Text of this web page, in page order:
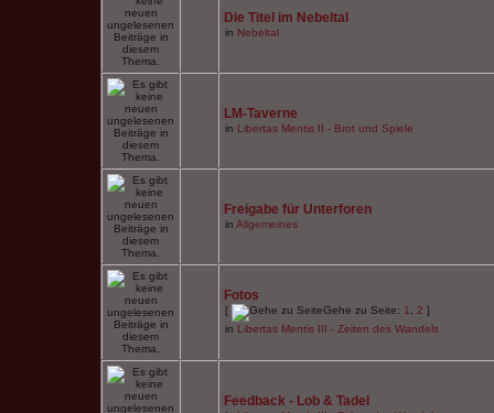
Die Titel im Nebeltal
in Nebeltal
LM-Taverne
in Libertas Mentis II - Brot und Spiele
Freigabe für Unterforen
in Allgemeines
Fotos
[ Gehe zu Seite: 1 2 ]
in Libertas Mentis III - Zeiten des Wandels
Feedback - Lob & Tadel